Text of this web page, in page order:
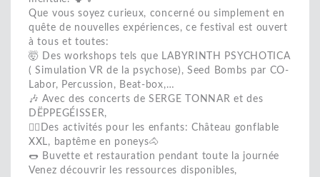
Que vous soyez curieux, concerné ou simplement en
quête de nouvelles expériences, ce festival est ouvert
à tous et toutes:
🤯 Des workshops tels que LABYRINTH PSYCHOTICA
( Simulation VR de la psychose), Seed Bombs par CO-
Labor, Percussion, Beat-box,…
🎶 Avec des concerts de SERGE TONNAR et des
DËPPEGÉISSER,
🤸‍♀️Des activités pour les enfants: Château gonflable
XXL, baptême en poneys🐴
🌭 Buvette et restauration pendant toute la journée
Venez découvrir les ressources disponibles,